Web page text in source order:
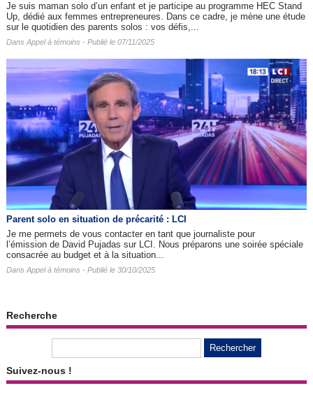
Je suis maman solo d’un enfant et je participe au programme HEC Stand
Up, dédié aux femmes entrepreneures. Dans ce cadre, je mène une étude
sur le quotidien des parents solos : vos défis,...
Dans Appel à témoins - Publié le 07/11/2025
Parent solo en situation de précarité : LCI
Je me permets de vous contacter en tant que journaliste pour
l’émission de David Pujadas sur LCI. Nous préparons une soirée spéciale
consacrée au budget et à la situation...
Dans Appel à témoins - Publié le 30/10/2025
Recherche
Suivez-nous !